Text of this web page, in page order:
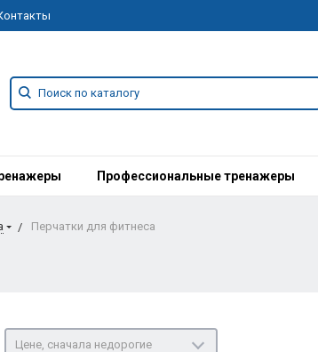
Профессиональные тренажеры
Перчатки для фитнеса
Цене, сначала недорогие